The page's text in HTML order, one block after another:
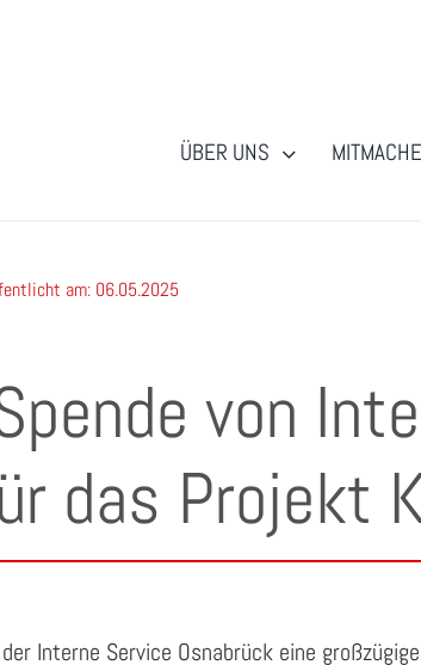
ÜBER UNS
am: 06.05.2025
von
das Projekt
Interne Service Osnabrück eine